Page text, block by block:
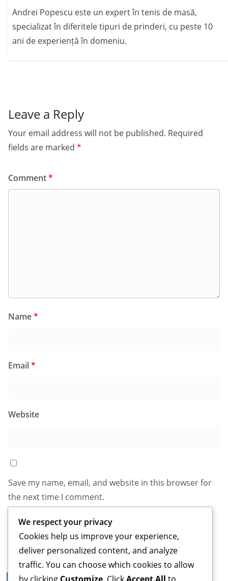
Andrei Popescu este un expert în tenis de masă,
specializat în diferitele tipuri de prinderi, cu peste 10
ani de experiență în domeniu.
Leave a Reply
Your email address will not be published. Required
fields are marked *
Comment*
Name*
Email*
Website
Save my name, email, and website in this browser for
the next time I comment.
We respect your privacy
Cookies help us improve your experience,
deliver personalized content, and analyze
traffic. You can choose which cookies to allow